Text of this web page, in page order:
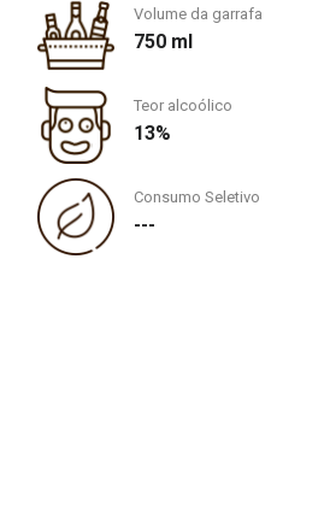
Volume da garrafa
750 ml
Teor alcoólico
13%
Consumo Seletivo
---